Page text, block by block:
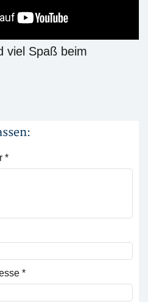
viel Spaß beim
*
*